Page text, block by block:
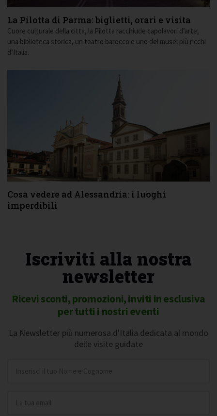
La Pilotta di Parma: biglietti, orari e visita
Cuore culturale della città, la Pilotta racchiude capolavori d’arte,
una biblioteca storica, un teatro barocco e uno dei musei più ricchi
d’Italia.
Cosa vedere ad Alessandria: i luoghi
imperdibili
Iscriviti alla nostra
newsletter
Ricevi sconti, promozioni, inviti in esclusiva
per tutti i nostri eventi
La Newsletter più numerosa d'Italia dedicata al mondo
delle visite guidate